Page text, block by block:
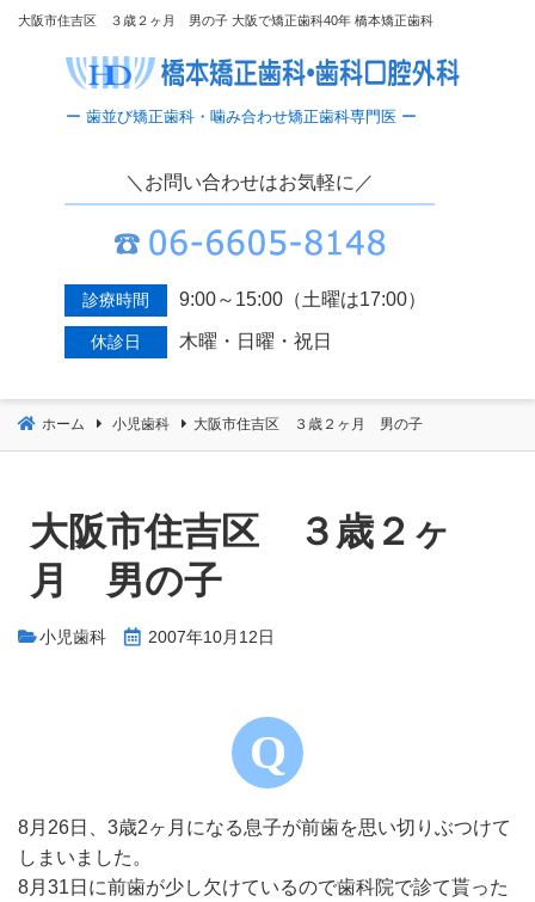
大阪市住吉区 ３歳２ヶ月 男の子 大阪で矯正歯科40年 橋本矯正歯科
＼お問い合わせはお気軽に／
診療時間 9:00～15:00（土曜は17:00）
休診日 木曜・日曜・祝日
ホーム 小児歯科 大阪市住吉区 ３歳２ヶ月 男の子
大阪市住吉区 ３歳２ヶ
月 男の子
小児歯科 2007年10月12日
8月26日、3歳2ヶ月になる息子が前歯を思い切りぶつけて
しまいました。
8月31日に前歯が少し欠けているので歯科院で診て貰った